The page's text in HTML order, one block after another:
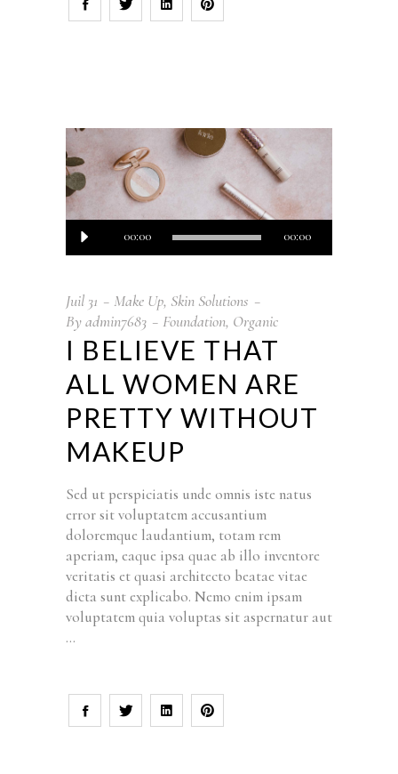
Lecteur
00:00 00:00
Juil 31 Make Up, Skin Solutions
Byadmin7683 Foundation, Organic
I BELIEVE THAT
ALL WOMEN ARE
PRETTY WITHOUT
MAKEUP
Sed ut perspiciatis unde omnis iste natus
error sit voluptatem accusantium
doloremque laudantium, totam rem
aperiam, eaque ipsa quae ab illo inventore
veritatis et quasi architecto beatae vitae
dicta sunt explicabo. Nemo enim ipsam
voluptatem quia voluptas sit aspernatur aut